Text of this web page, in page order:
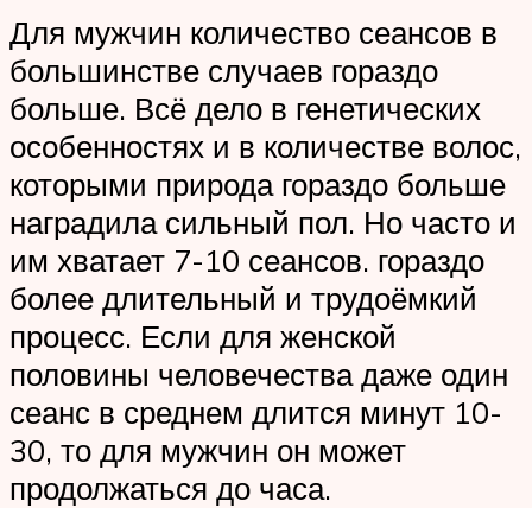
Для мужчин количество сеансов в
большинстве случаев гораздо
больше. Всё дело в генетических
особенностях и в количестве волос,
которыми природа гораздо больше
наградила сильный пол. Но часто и
им хватает 7-10 сеансов. гораздо
более длительный и трудоёмкий
процесс. Если для женской
половины человечества даже один
сеанс в среднем длится минут 10-
30, то для мужчин он может
продолжаться до часа.